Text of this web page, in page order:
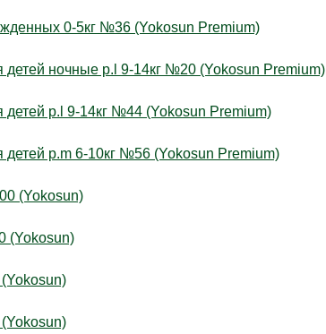
0-5кг №36 (Yokosun Premium)
ночные р.l 9-14кг №20 (Yokosun Premium)
р.l 9-14кг №44 (Yokosun Premium)
р.m 6-10кг №56 (Yokosun Premium)
(Yokosun)
(Yokosun)